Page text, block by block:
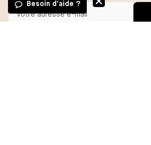
Besoin d'aide ?